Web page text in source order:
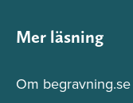
Mer läsning
Om begravning.se